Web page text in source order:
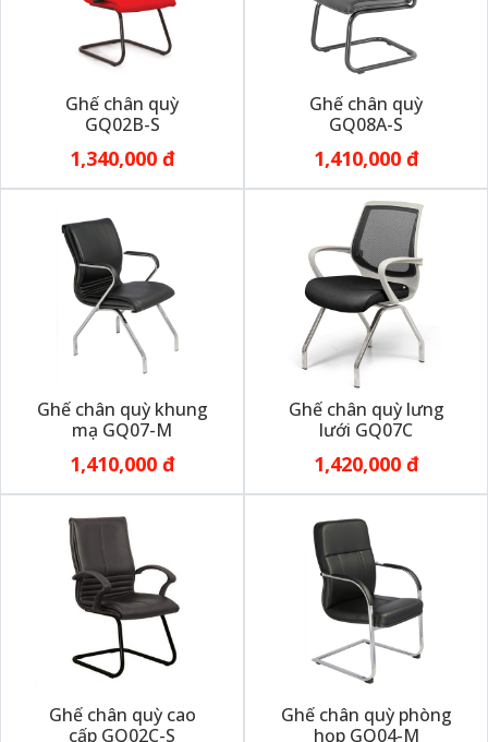
Ghế chân quỳ
GQ02B-S
1,340,000 đ
Ghế chân quỳ
GQ08A-S
1,410,000 đ
Ghế chân quỳ khung
mạ GQ07-M
1,410,000 đ
Ghế chân quỳ lưng
lưới GQ07C
1,420,000 đ
Ghế chân quỳ cao
cấp GQ02C-S
Ghế chân quỳ phòng
họp GQ04-M